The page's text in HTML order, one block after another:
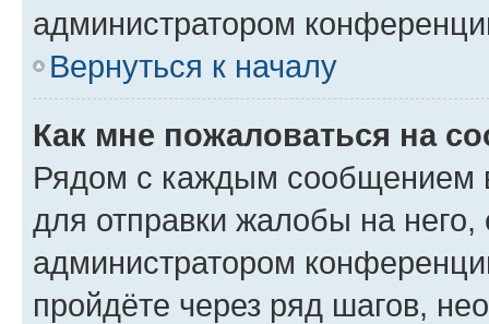
администратором
Вернуться к началу
Как мне пожаловаться на
Рядом с каждым сообщением
для отправки жалобы на
администратором
пройдёте через ряд шагов,